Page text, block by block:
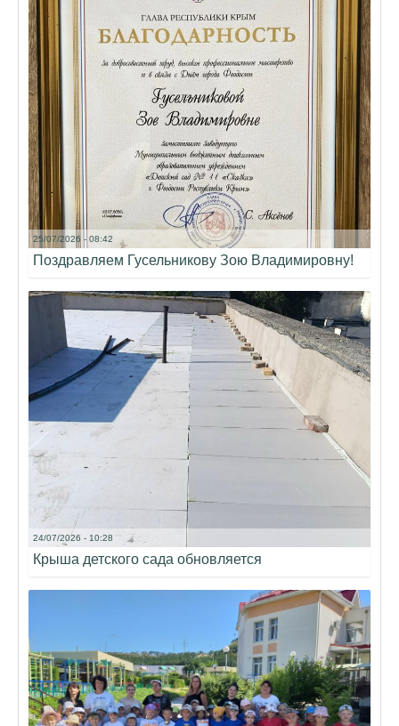
25/07/2026 - 08:42
Поздравляем Гусельникову Зою Владимировну!
24/07/2026 - 10:28
Крыша детского сада обновляется